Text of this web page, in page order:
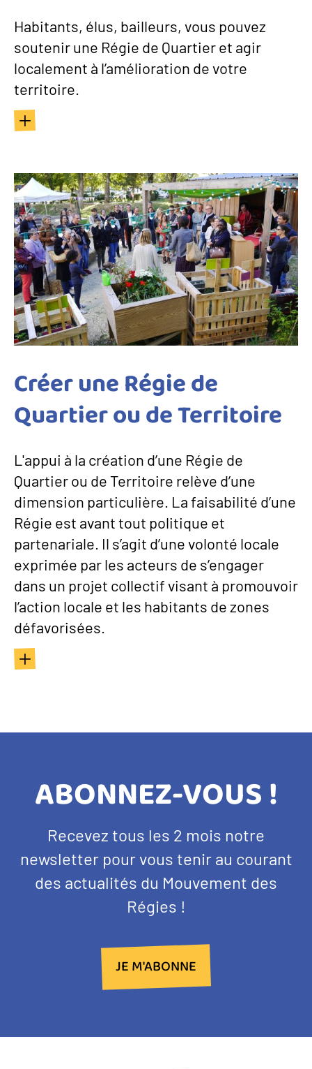
Habitants, élus, bailleurs, vous pouvez
soutenir une Régie de Quartier et agir
localement à l’amélioration de votre
territoire.
Créer une Régie de
Quartier ou de Territoire
L'appui à la création d’une Régie de
Quartier ou de Territoire relève d’une
dimension particulière. La faisabilité d’une
Régie est avant tout politique et
partenariale. Il s’agit d’une volonté locale
exprimée par les acteurs de s’engager
dans un projet collectif visant à promouvoir
l’action locale et les habitants de zones
défavorisées.
TITRE
BANDEAU
NEWSLETTER
ABONNEZ-VOUS !
Texte
d'introduction
Recevez tous les 2 mois notre
newsletter pour vous tenir au courant
des actualités du Mouvement des
Régies !
JE M'ABONNE